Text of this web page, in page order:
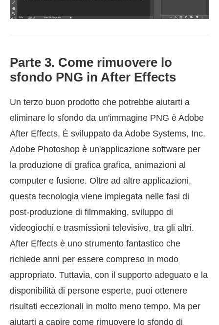
Parte 3. Come rimuovere lo
sfondo PNG in After Effects
Un terzo buon prodotto che potrebbe aiutarti a
eliminare lo sfondo da un'immagine PNG è Adobe
After Effects. È sviluppato da Adobe Systems, Inc.
Adobe Photoshop è un'applicazione software per
la produzione di grafica grafica, animazioni al
computer e fusione. Oltre ad altre applicazioni,
questa tecnologia viene impiegata nelle fasi di
post-produzione di filmmaking, sviluppo di
videogiochi e trasmissioni televisive, tra gli altri.
After Effects è uno strumento fantastico che
richiede anni per essere compreso in modo
appropriato. Tuttavia, con il supporto adeguato e la
disponibilità di persone esperte, puoi ottenere
risultati eccezionali in molto meno tempo. Ma per
aiutarti a capire come rimuovere lo sfondo di